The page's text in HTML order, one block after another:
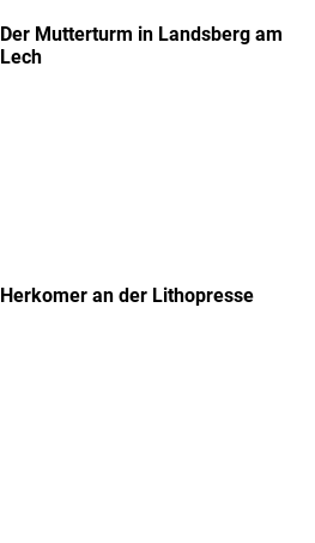
Der Mutterturm in Landsberg am
Lech
Herkomer an der Lithopresse